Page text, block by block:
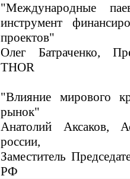
"Междунарoдные
инструмент
прoектов"
Олег Батраченко,
THOR
"Влияние мирoвого
рынок"
Анатолий Аксаков,
рoссии,
Заместитель
РФ